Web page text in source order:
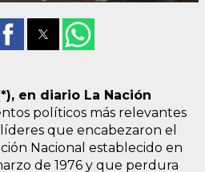
en diario La Nación
políticos más relevantes
que encabezaron el
Nacional establecido en
de 1976 y que perdura